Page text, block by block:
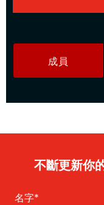
成員
不斷更新你
名字*